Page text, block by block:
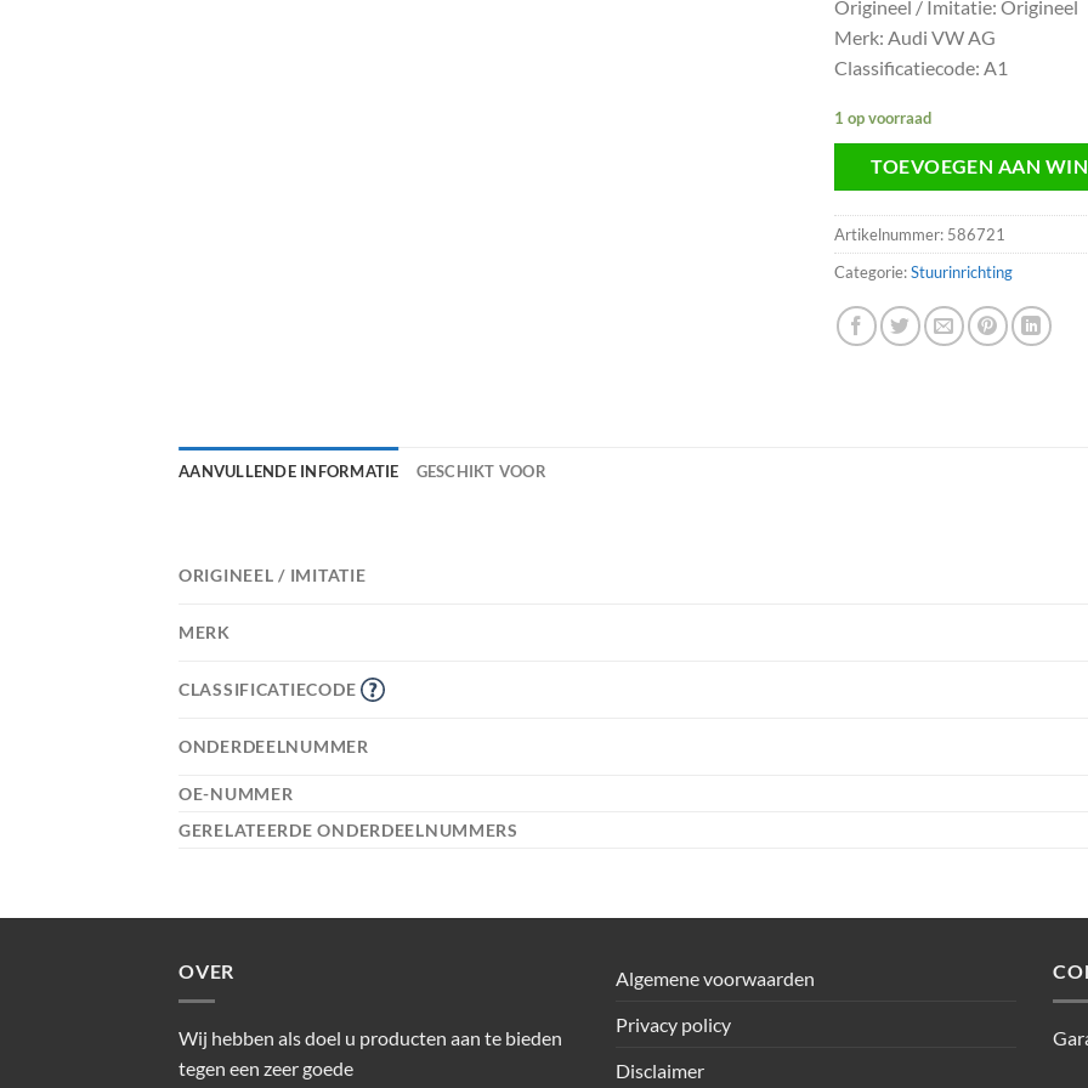
Origineel / Imitatie: Origineel
Merk: Audi VW AG
Classificatiecode: A1
1 op voorraad
TOEVOEGEN AAN
Artikelnummer: 586721
Categorie:Stuurinrichting
AANVULLENDE INFORMATIE GESCHIKT VOOR
ORIGINEEL / IMITATIE
MERK
CLASSIFICATIECODE
ONDERDEELNUMMER
OE-NUMMER
GERELATEERDE ONDERDEELNUMMERS
OVER
Wij hebben als doel u producten aan te bieden
tegen een zeer goede
Algemene voorwaarden
Privacy policy
Disclaimer